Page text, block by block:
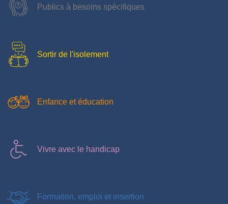
Publics à besoins spécifiques
Sortir de l'isolement
Enfance et éducation
Vivre avec le handicap
Formation, emploi et insertion